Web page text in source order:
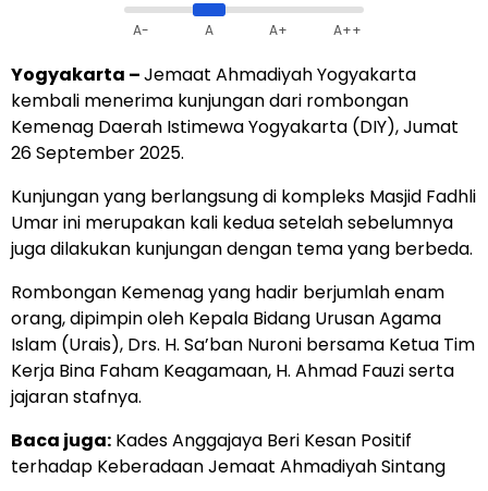
A- A A+ A++
Yogyakarta –Jemaat Ahmadiyah Yogyakarta
kembali menerima kunjungan dari rombongan
Kemenag Daerah Istimewa Yogyakarta (DIY), Jumat
26 September 2025.
Kunjungan yang berlangsung di kompleks Masjid Fadhli
Umar ini merupakan kali kedua setelah sebelumnya
juga dilakukan kunjungan dengan tema yang berbeda.
Rombongan Kemenag yang hadir berjumlah enam
orang, dipimpin oleh Kepala Bidang Urusan Agama
Islam (Urais), Drs. H. Sa’ban Nuroni bersama Ketua Tim
Kerja Bina Faham Keagamaan, H. Ahmad Fauzi serta
jajaran stafnya.
Baca juga: Kades Anggajaya Beri Kesan Positif
terhadap Keberadaan Jemaat Ahmadiyah Sintang